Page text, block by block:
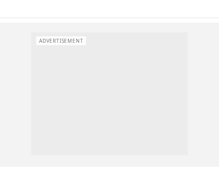
ADVERTISEMENT